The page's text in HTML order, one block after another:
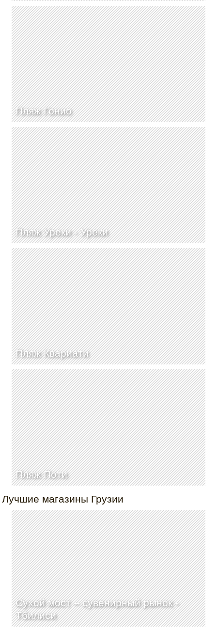
Пляж Гонио
Пляж Уреки -Уреки
Пляж Квариати
Пляж Поти
Лучшие магазины Грузии
Сухой мост – сувенирный рынок -
Тбилиси